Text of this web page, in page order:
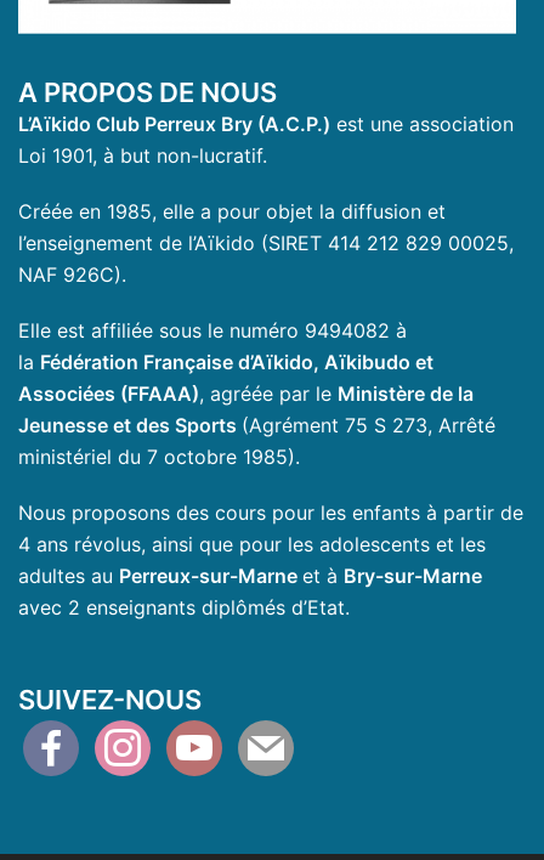
A PROPOS DE NOUS
L’Aïkido Club Perreux Bry (A.C.P.) est une association
Loi 1901, à but non-lucratif.
Créée en 1985, elle a pour objet la diffusion et
l’enseignement de l’Aïkido (SIRET 414 212 829 00025,
NAF 926C).
Elle est affiliée sous le numéro 9494082 à
la Fédération Française d’Aïkido, Aïkibudo et
Associées (FFAAA), agréée par le Ministère de la
Jeunesse et des Sports (Agrément 75 S 273, Arrêté
ministériel du 7 octobre 1985).
Nous proposons des cours pour les enfants à partir de
4 ans révolus, ainsi que pour les adolescents et les
adultes au Perreux-sur-Marne et à Bry-sur-Marne
avec 2 enseignants diplômés d’Etat.
SUIVEZ-NOUS
facebookinstagramyoutubemail